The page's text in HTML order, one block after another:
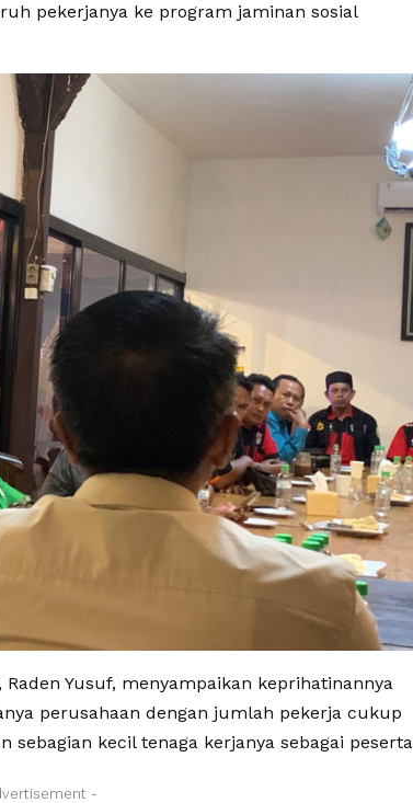
pekerjanya ke program jaminan sosial
Yusuf, menyampaikan keprihatinannya
perusahaan dengan jumlah pekerja cukup
sebagian kecil tenaga kerjanya sebagai peserta
-